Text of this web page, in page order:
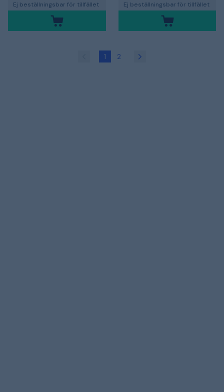
Ej beställningsbar för tillfället Ej beställningsbar för tillfället
1 2